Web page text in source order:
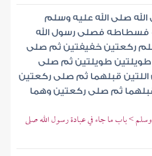
الله صلى الله عليه وسلم
فسطاطه فصلى رسول الله
ركعتين خفيفتين ثم صلى
طويلتين ثم صلى
قبلهما ثم صلى ركعتين
ثم صلى ركعتين وهما
وسلم > باب ما جاء في عبادة رسول الله صلى